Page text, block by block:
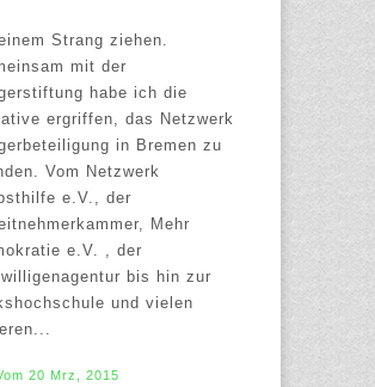
Strang ziehen.
mit der
habe ich die
ergriffen, das Netzwerk
in Bremen zu
Vom Netzwerk
e.V., der
Mehr
e.V. , der
bis hin zur
und vielen
20 Mrz, 2015